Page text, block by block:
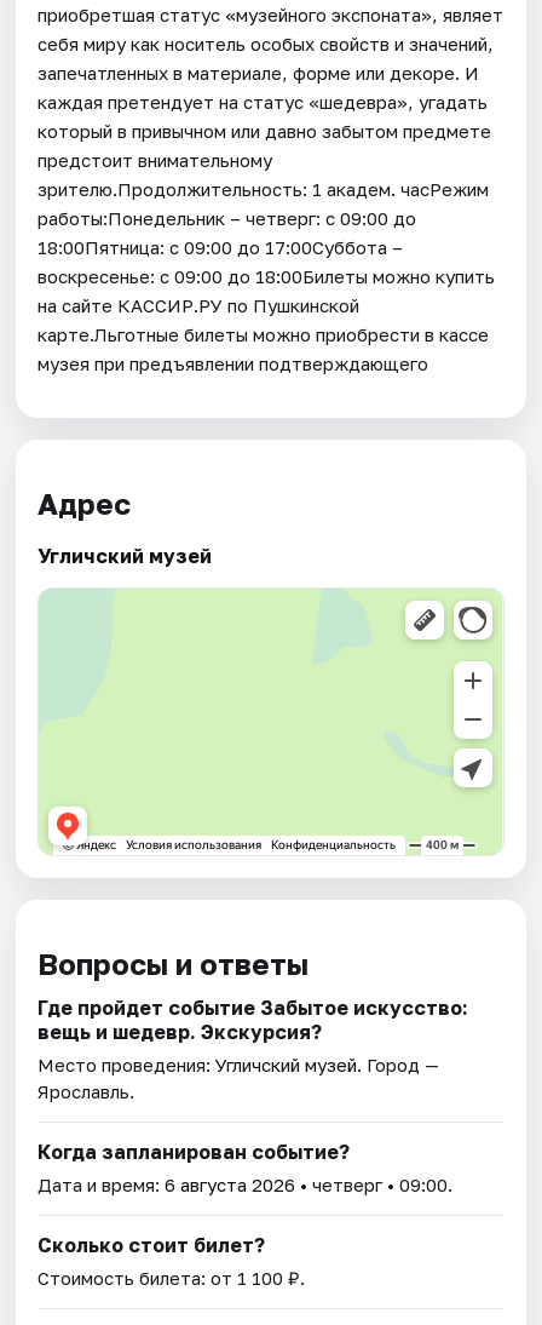
приобретшая статус «музейного экспоната», являет
себя миру как носитель особых свойств и значений,
запечатленных в материале, форме или декоре. И
каждая претендует на статус «шедевра», угадать
который в привычном или давно забытом предмете
предстоит внимательному
зрителю.Продолжительность: 1 академ. часРежим
работы:Понедельник – четверг: с 09:00 до
18:00Пятница: с 09:00 до 17:00Суббота –
воскресенье: с 09:00 до 18:00Билеты можно купить
на сайте КАССИР.РУ по Пушкинской
карте.Льготные билеты можно приобрести в кассе
музея при предъявлении подтверждающего
Адрес
Угличский музей
Вопросы и ответы
Где пройдет событие Забытое искусство:
вещь и шедевр. Экскурсия?
Место проведения:Угличский музей. Город —
Ярославль.
Когда запланирован событие?
Дата и время:6 августа 2026 • четверг • 09:00.
Сколько стоит билет?
Стоимость билета: от 1 100 ₽.